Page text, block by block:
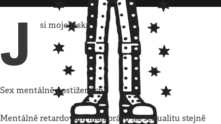
J si moje láska
Sex mentálně postižených
Mentálně retardovaní mají právo na sexualitu stejně